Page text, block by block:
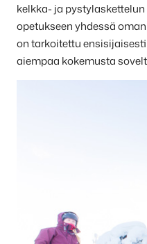
kelkka- ja
opetukseen yhdessä
on tarkoitettu
aiempaa kokemusta